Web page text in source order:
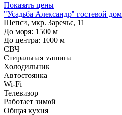
Показать цены
"Усадьба Александр" гостевой дом
Шепси, мкр. Заречье, 11
До моря: 1500 м
До центра: 1000 м
СВЧ
Стиральная машина
Холодильник
Автостоянка
Wi-Fi
Телевизор
Работает зимой
Общая кухня